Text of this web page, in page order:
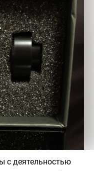
с деятельностью